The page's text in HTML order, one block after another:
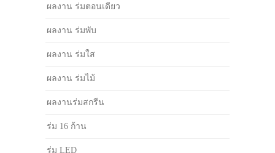
ผลงาน ร่มตอนเดียว
ผลงาน ร่มพับ
ผลงาน ร่มใส
ผลงาน ร่มไม้
ผลงานร่มสกรีน
ร่ม 16 ก้าน
ร่ม LED